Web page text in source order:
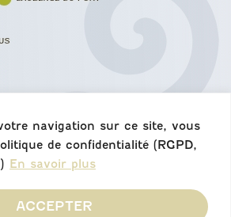
navigation sur ce site, vous
de confidentialité (RGPD,
En savoir plus
ACCEPTER